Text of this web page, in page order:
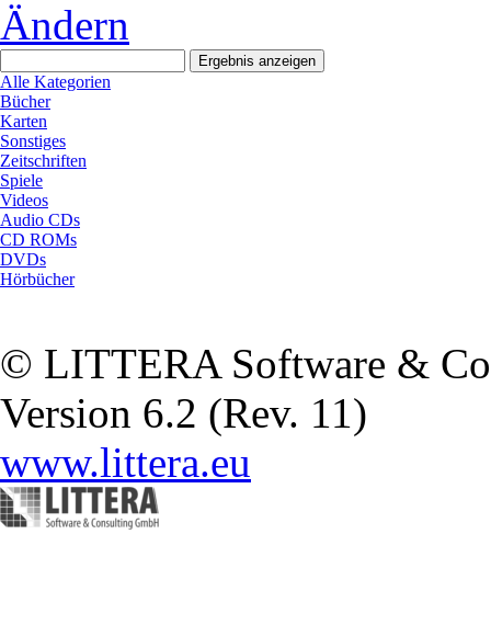
Ändern
Alle Kategorien
Bücher
Karten
Sonstiges
Zeitschriften
Spiele
Videos
Audio CDs
CD ROMs
DVDs
Hörbücher
© LITTERA Software &
Version 6.2 (Rev. 11)
www.littera.eu